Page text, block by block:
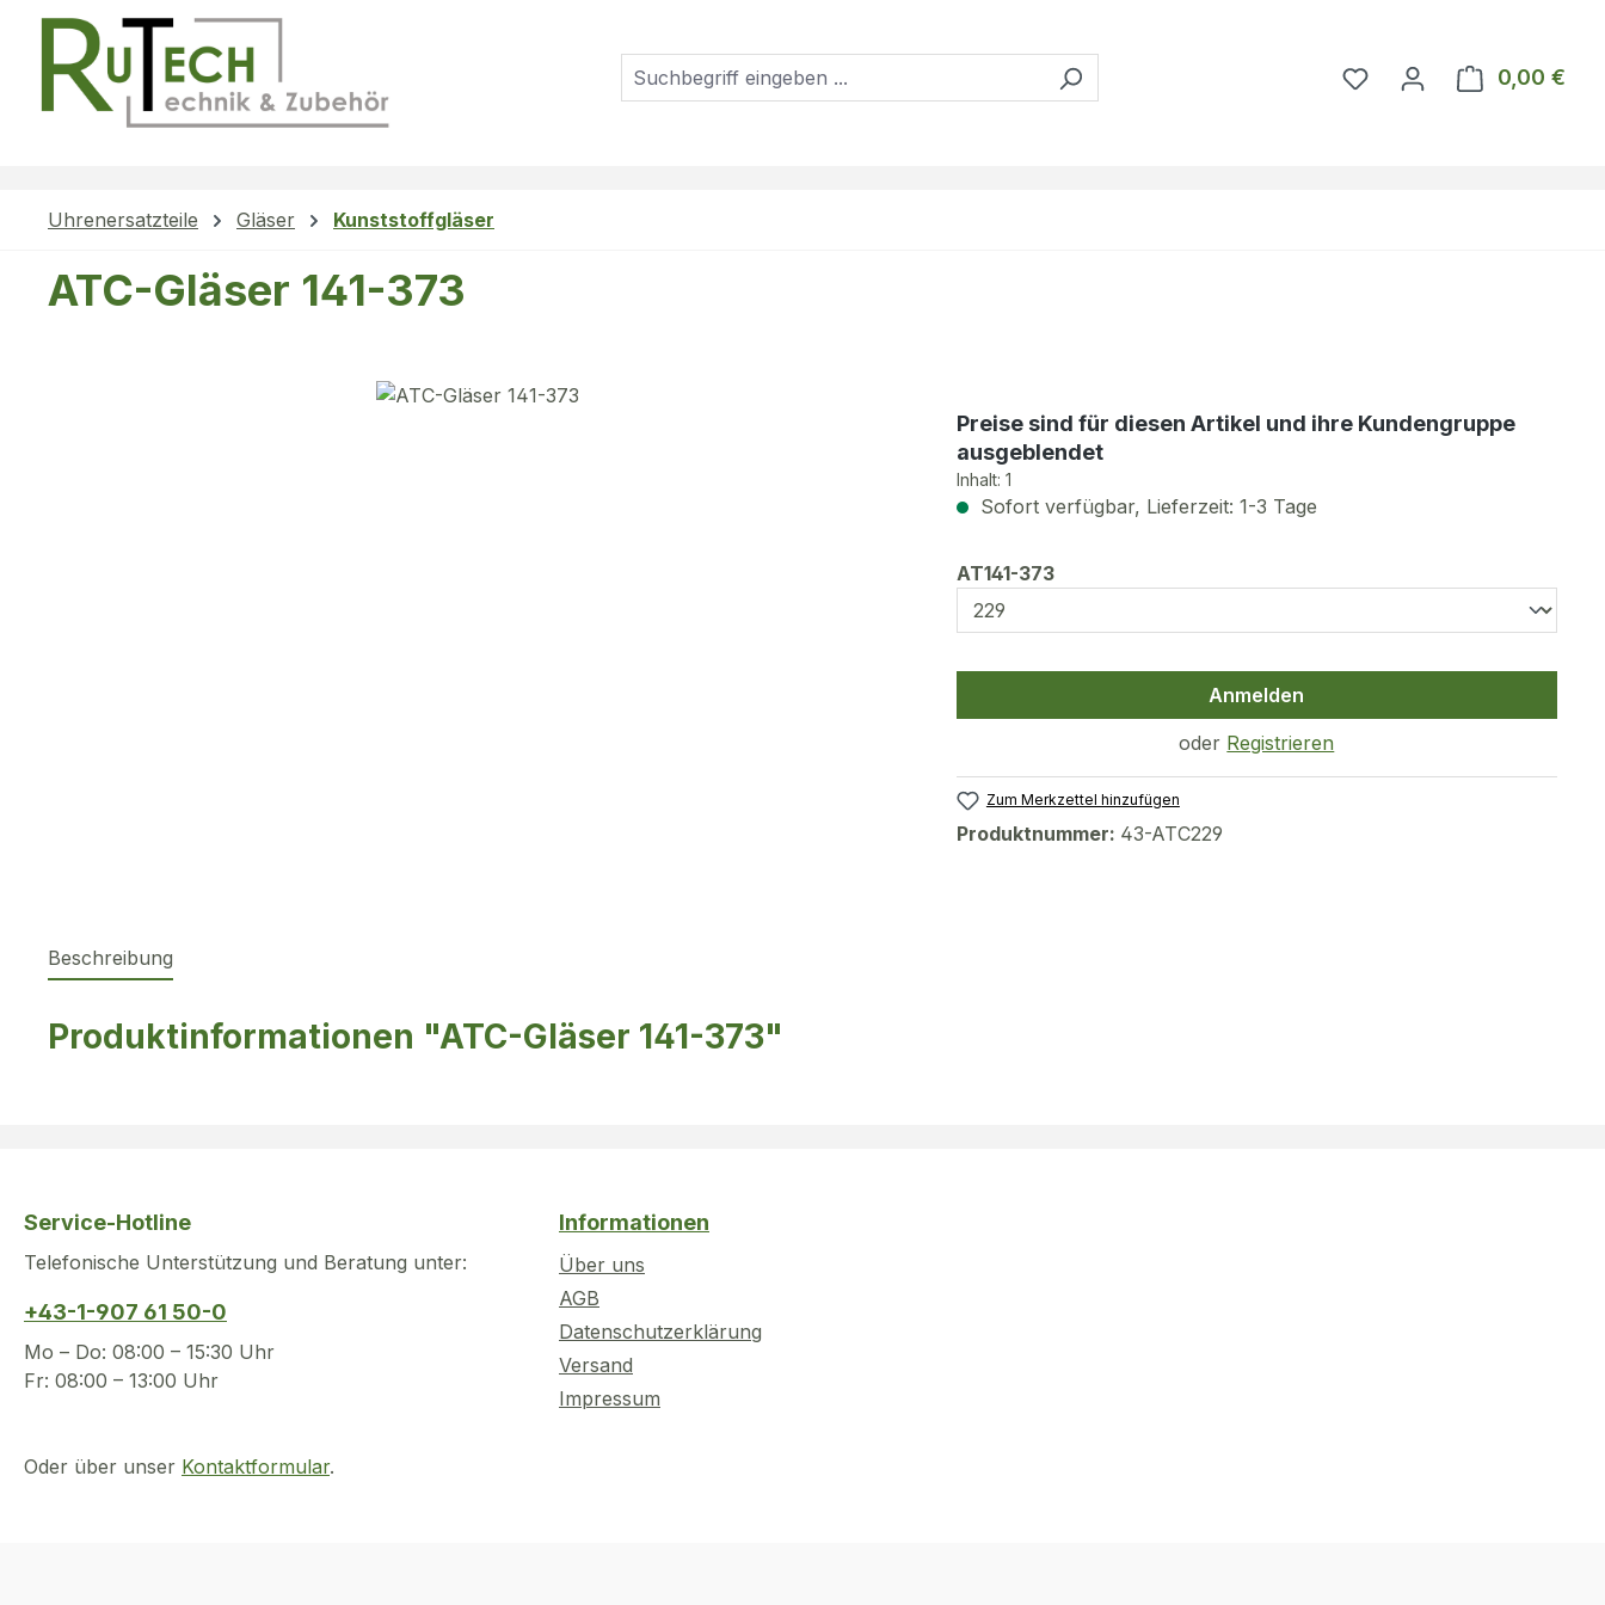
Hauptinhalt springen
Zur Suche springen
Zur Hauptnavigation springen
Du hast 0 Produkte auf
0,00 €
Uhrenersatzteile Gläser Kunststoffgläser
ATC-Gläser 141-373
Preise sind für diesen Artikel und ihre Kundengruppe
ausgeblendet
Inhalt: 1
Sofort verfügbar, Lieferzeit: 1-3 Tage
AT141-373auswählen
Anmelden
oder Registrieren
Zum Merkzettel hinzufügen
Produktnummer: 43-ATC229
Beschreibung
Produktinformationen "ATC-Gläser 141-373"
Service-Hotline
Telefonische Unterstützung und Beratung unter:
+43-1-907 61 50-0
Mo – Do: 08:00 – 15:30 Uhr
Fr: 08:00 – 13:00 Uhr
Oder über unser Kontaktformular.
Informationen
Über uns
AGB
Datenschutzerklärung
Versand
Impressum